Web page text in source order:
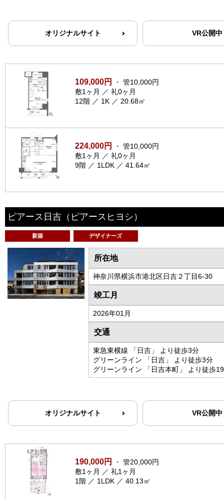
オリジナルサイト VR公開中
109,000円
・ 管10,000円
敷1ヶ月 ／ 礼0ヶ月
12階 ／ 1K ／ 20.68㎡
224,000円
・ 管10,000円
敷1ヶ月 ／ 礼0ヶ月
9階 ／ 1LDK ／ 41.64㎡
ピアース日吉 （ピアースヒヨシ）
新築 デザイナーズ
所在地
神奈川県横浜市港北区日吉２丁目6-30
竣工月
2026年01月
交通
東急東横線 「日吉」 より徒歩3分
グリーンライン 「日吉」 より徒歩3分
グリーンライン 「日吉本町」 より徒歩
オリジナルサイト VR公開中
190,000円
・ 管20,000円
敷1ヶ月 ／ 礼1ヶ月
1階 ／ 1LDK ／ 40.13㎡